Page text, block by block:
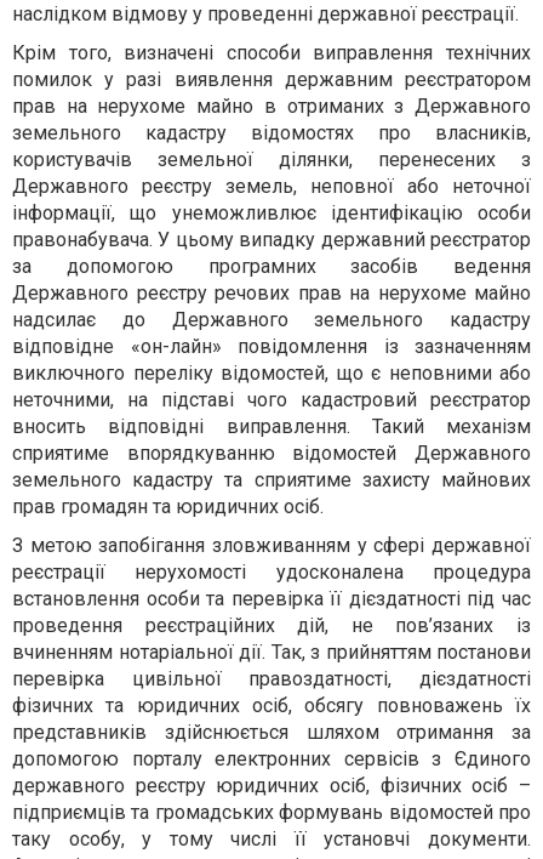
наслідком відмову у проведенні державної реєстрації.
Крім того, визначені способи виправлення технічних
помилок у разі виявлення державним реєстратором
прав на нерухоме майно в отриманих з Державного
земельного кадастру відомостях про власників,
користувачів земельної ділянки, перенесених з
Державного реєстру земель, неповної або неточної
інформації, що унеможливлює ідентифікацію особи
правонабувача.У цьому випадку державний реєстратор
за допомогою програмних засобів ведення
Державного реєстру речових прав на нерухоме майно
надсилає до Державного земельного кадастру
відповідне «он-лайн» повідомлення із зазначенням
виключного переліку відомостей, що є неповними або
неточними, на підставі чого кадастровий реєстратор
вносить відповідні виправлення. Такий механізм
сприятиме впорядкуванню відомостей Державного
земельного кадастру та сприятиме захисту майнових
прав громадян та юридичних осіб.
З метою запобігання зловживанням у сфері державної
реєстрації нерухомості удосконалена процедура
встановлення особи та перевірка її дієздатності під час
проведення реєстраційних дій, не пов’язаних із
вчиненням нотаріальної дії. Так, з прийняттям постанови
перевірка цивільної правоздатності, дієздатності
фізичних та юридичних осіб, обсягу повноважень їх
представників здійснюється шляхом отримання за
допомогою порталу електронних сервісів зЄдиного
державного реєстру юридичних осіб, фізичних осіб –
підприємців та громадських формувань відомостей про
таку особу, у тому числі її установчі документи.